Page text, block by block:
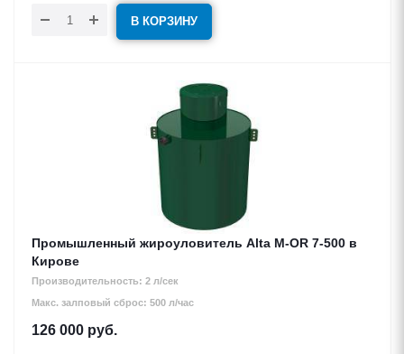
В КОРЗИНУ
Промышленный жироуловитель Alta М-OR 7-500 в
Кирове
Производительность: 2 л/сек
Макс. залповый сброс: 500 л/час
126 000 руб.